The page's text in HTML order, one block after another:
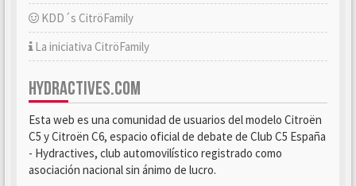
KDD´s CitröFamily
La iniciativa CitröFamily
HYDRACTIVES.COM
Esta web es una comunidad de usuarios del modelo Citroën
C5 y Citroën C6, espacio oficial de debate de Club C5 España
- Hydractives, club automovilístico registrado como
asociación nacional sin ánimo de lucro.